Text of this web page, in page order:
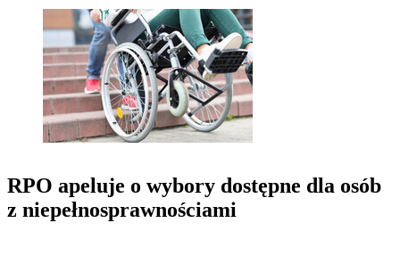
RPO apeluje o wybory dostępne dla osób
z niepełnosprawnościami